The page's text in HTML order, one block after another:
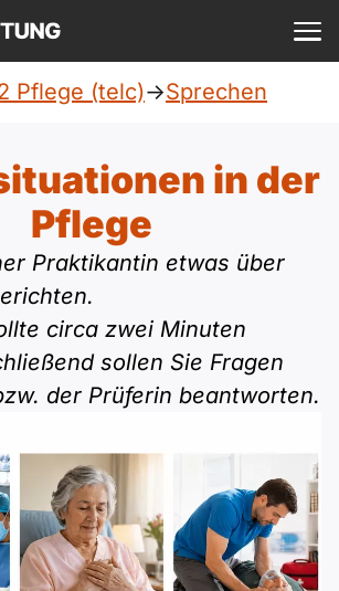
ist kostenlos?
Pflege (telc)->Sprechen
in der
Pflege
Praktikantin etwas über
circa zwei Minuten
sollen Sie Fragen
der Prüferin beantworten.